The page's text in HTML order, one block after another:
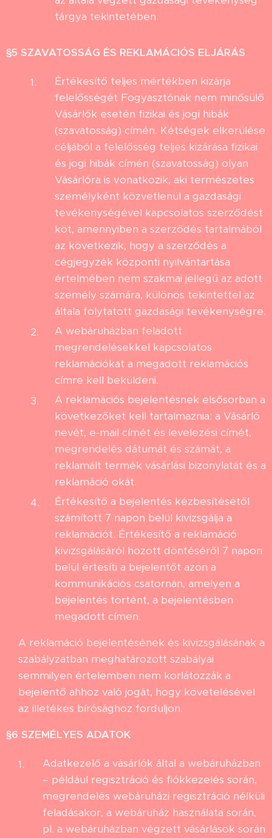
tárgya tekintetében.
§5 SZAVATOSSÁG ÉS REKLAMÁCIÓS ELJÁRÁS
Értékesítő teljes mértékben kizárja
felelősségét Fogyasztónak nem minősülő
Vásárlók esetén fizikai és jogi hibák
(szavatosság) címén. Kétségek elkerülése
céljából a felelősség teljes kizárása fizikai
és jogi hibák címén (szavatosság) olyan
Vásárlóra is vonatkozik, aki természetes
személyként közvetlenül a gazdasági
tevékenységével kapcsolatos szerződést
köt, amennyiben a szerződés tartalmából
az következik, hogy a szerződés a
cégjegyzék központi nyilvántartása
értelmében nem szakmai jellegű az adott
személy számára, különös tekintettel az
általa folytatott gazdasági tevékenységre.
A webáruházban feladott
megrendelésekkel kapcsolatos
reklamációkat a megadott reklamációs
címre kell beküldeni.
A reklamációs bejelentésnek elsősorban a
következőket kell tartalmaznia: a Vásárló
nevét, e-mail címét és levelezési címét,
megrendelés dátumát és számát, a
reklamált termék vásárlási bizonylatát és a
reklamáció okát.
Értékesítő a bejelentés kézbesítésétől
számított 7 napon belül kivizsgálja a
reklamációt. Értékesítő a reklamáció
kivizsgálásáról hozott döntéséről 7 napon
belül értesíti a bejelentőt azon a
kommunikációs csatornán, amelyen a
bejelentés történt, a bejelentésben
megadott címen.
A reklamáció bejelentésének és kivizsgálásának a
szabályzatban meghatározott szabályai
semmilyen értelemben nem korlátozzák a
bejelentő ahhoz való jogát, hogy követelésével
az illetékes bírósághoz forduljon.
§6 SZEMÉLYES ADATOK
Adatkezelő a vásárlók által a webáruházban
– például regisztráció és fiókkezelés során,
megrendelés webáruházi regisztráció nélküli
feladásakor, a webáruház használata során,
pl. a webáruházban végzett vásárlások során